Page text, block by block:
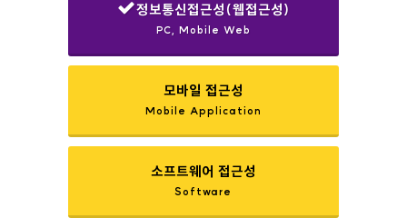
정보통신접근성(웹접근성)
PC, Mobile Web
모바일 접근성
Mobile Application
소프트웨어 접근성
Software